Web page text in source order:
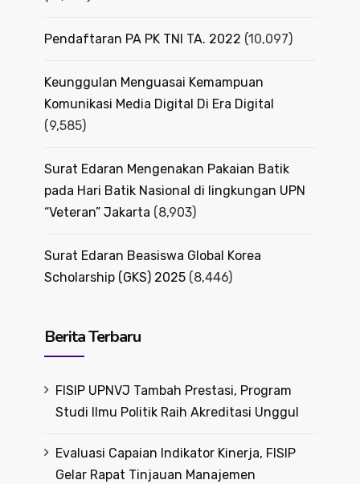
Pendaftaran PA PK TNI TA. 2022 (10,097)
Keunggulan Menguasai Kemampuan
Komunikasi Media Digital Di Era Digital
(9,585)
Surat Edaran Mengenakan Pakaian Batik
pada Hari Batik Nasional di lingkungan UPN
“Veteran” Jakarta (8,903)
Surat Edaran Beasiswa Global Korea
Scholarship (GKS) 2025 (8,446)
Berita Terbaru
FISIP UPNVJ Tambah Prestasi, Program
Studi Ilmu Politik Raih Akreditasi Unggul
Evaluasi Capaian Indikator Kinerja, FISIP
Gelar Rapat Tinjauan Manajemen